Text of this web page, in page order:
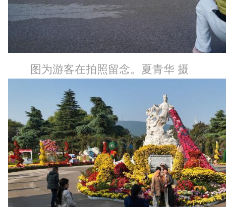
图为游客在拍照留念。夏青华 摄